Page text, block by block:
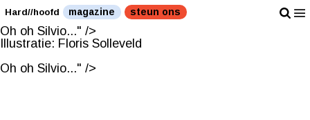
Illustratie: Floris Solleveld
Oh oh Silvio..." />
Illustratie: Floris Solleveld
Oh oh Silvio..." />
Hard//hoofd magazine steun ons